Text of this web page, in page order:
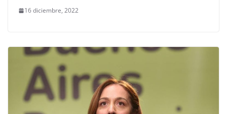
16 diciembre, 2022